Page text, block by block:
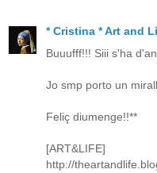
* Cristina * Art and
Buuufff!!! Siii s'ha
Jo smp porto un
Feliç diumenge!!**
[ART&LIFE]
http://